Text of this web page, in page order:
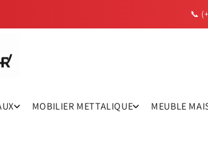
📞
MOBILIER METTALIQUE MEUBLE